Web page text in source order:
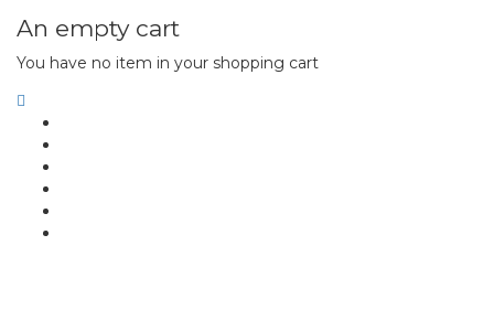
An empty cart
You have no item in your shopping cart